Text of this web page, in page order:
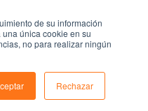
de su información
única cookie en su
no para realizar ningún
Rechazar